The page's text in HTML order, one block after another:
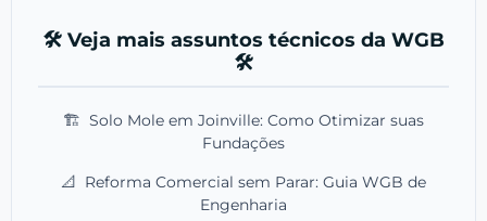
🛠️ Veja mais assuntos técnicos da WGB
🛠️
🏗️ Solo Mole em Joinville: Como Otimizar suas
Fundações
📐
Reforma Comercial sem Parar: Guia WGB de
Engenharia